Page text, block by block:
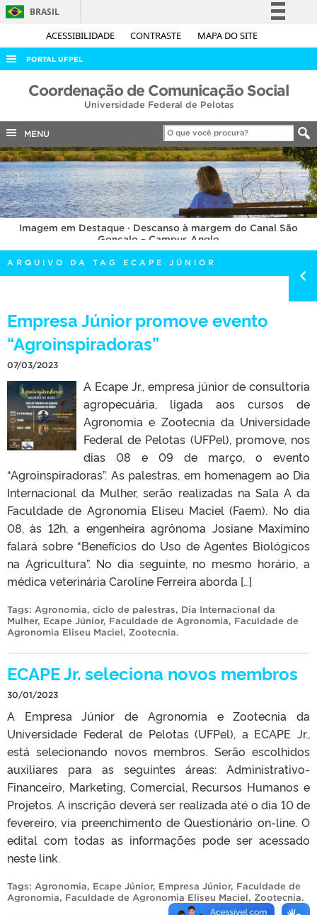
ACESSIBILIDADE CONTRASTE MAPA DO SITE
BRASIL
Simplifique!
Acesso à informação
Legislação
Canais
PORTAL UFPEL
ACESSO À INFORMAÇÃO
COBALTO
CONCURSOS
EDITAIS
INTERNACIONAL
OUVIDORIA
PORTARIAS
TELEFONES
Coordenação de Comunicação Social
Universidade Federal de Pelotas
MENU
Imagem em Destaque · Descanso à margem do Canal São
Gonçalo – Campus Anglo
ARQUIVO DA TAG ECAPE JÚNIOR
Empresa Júnior promove evento
“Agroinspiradoras”
07/03/2023
A Ecape Jr., empresa júnior de consultoria
agropecuária, ligada aos cursos de
Agronomia e Zootecnia da Universidade
Federal de Pelotas (UFPel), promove, nos
dias 08 e 09 de março, o evento
“Agroinspiradoras”. As palestras, em homenagem ao Dia
Internacional da Mulher, serão realizadas na Sala A da
Faculdade de Agronomia Eliseu Maciel (Faem). No dia
08, às 12h, a engenheira agrônoma Josiane Maximino
falará sobre “Benefícios do Uso de Agentes Biológicos
na Agricultura”. No dia seguinte, no mesmo horário, a
médica veterinária Caroline Ferreira aborda […]
Tags: Agronomia, ciclo de palestras, Dia Internacional da
Mulher, Ecape Júnior, Faculdade de Agronomia, Faculdade de
Agronomia Eliseu Maciel, Zootecnia.
ECAPE Jr. seleciona novos membros
30/01/2023
A Empresa Júnior de Agronomia e Zootecnia da
Universidade Federal de Pelotas (UFPel), a ECAPE Jr.,
está selecionando novos membros. Serão escolhidos
auxiliares para as seguintes áreas: Administrativo-
Financeiro, Marketing, Comercial, Recursos Humanos e
Projetos. A inscrição deverá ser realizada até o dia 10 de
fevereiro, via preenchimento de Questionário on-line. O
edital com todas as informações pode ser acessado
neste link.
Tags: Agronomia, Ecape Júnior, Empresa Júnior, Faculdade de
Agronomia, Faculdade de Agronomia Eliseu Maciel, Zootecnia.